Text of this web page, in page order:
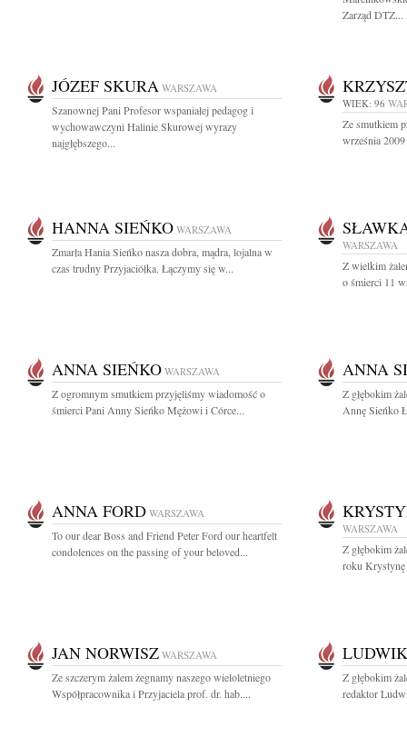
Zarząd DTZ...
JÓZEF SKURA WARSZAWA
Szanownej Pani Profesor wspaniałej pedagog i
wychowawczyni Halinie Skurowej wyrazy
najgłębszego...
WIEK: 96
Ze smutkiem
września
HANNA SIEŃKO WARSZAWA
Zmarła Hania Sieńko nasza dobra, mądra, lojalna w
czas trudny Przyjaciółka. Łączymy się w...
WARSZAWA
Z wielkim
o śmierci 11
ANNA SIEŃKO WARSZAWA
Z ogromnym smutkiem przyjęliśmy wiadomość o
śmierci Pani Anny Sieńko Mężowi i Córce...
ANNA
Z głębokim
Annę Sieńko
ANNA FORD WARSZAWA
To our dear Boss and Friend Peter Ford our heartfelt
condolences on the passing of your beloved...
WARSZAWA
Z głębokim
roku Krystynę
JAN NORWISZ WARSZAWA
Ze szczerym żalem żegnamy naszego wieloletniego
Współpracownika i Przyjaciela prof. dr. hab....
Z głębokim
redaktor